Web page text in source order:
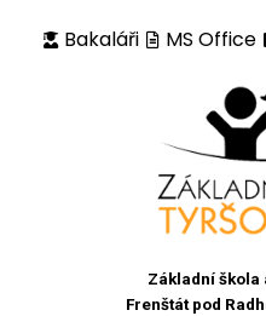
Bakaláři MS Office
Základní škola
Frenštát pod